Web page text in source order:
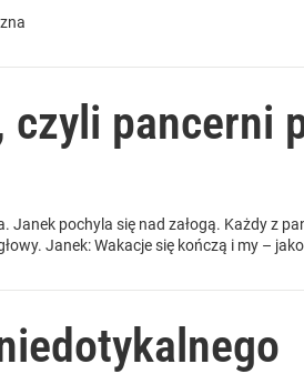
pancerni
Janek pochyla się nad załogą. Każdy z
Janek: Wakacje się kończą i my –